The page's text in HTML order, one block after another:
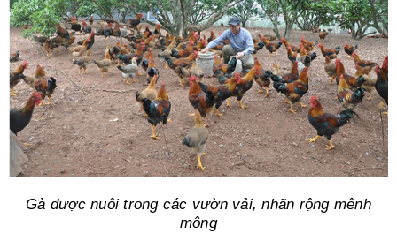
Gà được nuôi trong các vườn vải, nhãn rộng mênh
mông